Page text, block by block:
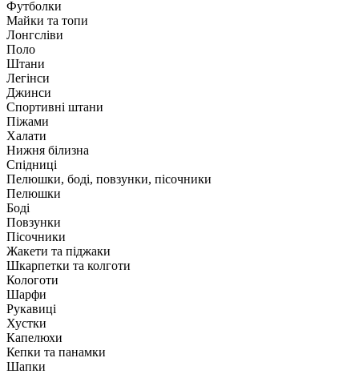
Футболки
Майки та топи
Лонгсліви
Поло
Штани
Легінси
Джинси
Спортивні штани
Піжами
Халати
Нижня білизна
Спідниці
Пелюшки, боді, повзунки, пісочники
Пелюшки
Боді
Повзунки
Пісочники
Жакети та піджаки
Шкарпетки та колготи
Кологоти
Шарфи
Рукавиці
Хустки
Капелюхи
Кепки та панамки
Шапки